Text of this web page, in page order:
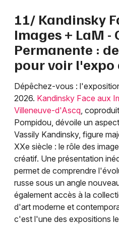
11/ Kandinsky
Images + LaM -
Permanente :
pour voir l'expo
Dépêchez-vous :
2026. Kandinsky Face aux
Villeneuve-d'Ascq,
Pompidou, dévoile un
Vassily Kandinsky, figure
XXe siècle : le rôle des
créatif. Une présentation
permet de comprendre
russe sous un angle
également accès à la
d'art moderne et
c'est l'une des expositions